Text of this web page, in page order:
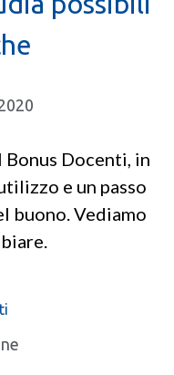
Docenti, in
e un passo
buono. Vediamo